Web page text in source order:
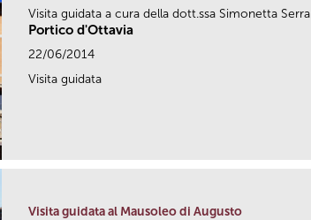
Visita guidata a cura della dott.ssa Simonetta Serra
Portico d'Ottavia
22/06/2014
Visita guidata
Visita guidata al Mausoleo di Augusto